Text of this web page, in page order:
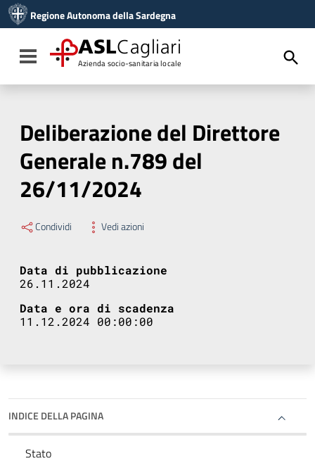
Vai al menu di navigazione
Vai al footer
Regione Autonoma della Sardegna
Toggle navigation
ASLCagliari
Azienda socio-sanitaria locale
Deliberazione del Direttore
Generale n.789 del
26/11/2024
Condividi Vedi azioni
Data di pubblicazione
26.11.2024
Data e ora di scadenza
11.12.2024 00:00:00
INDICE DELLA PAGINA
Stato